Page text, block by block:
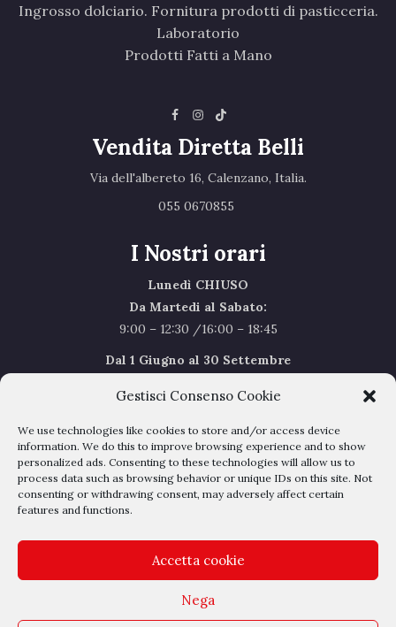
Gestisci Consenso Cookie
We use technologies like cookies to store and/or access device
information. We do this to improve browsing experience and to show
personalized ads. Consenting to these technologies will allow us to
process data such as browsing behavior or unique IDs on this site. Not
consenting or withdrawing consent, may adversely affect certain
features and functions.
Accetta cookie
Nega
Ingrosso dolciario. Fornitura prodotti di pasticceria.
Laboratorio
Prodotti Fatti a Mano
Vendita Diretta Belli
Via dell'albereto 16, Calenzano, Italia.‎
055 0670855 ‎
I Nostri orari
Lunedì CHIUSO
Da Martedi al Sabato:
9:00 – 12:30 /16:00 – 18:45
Dal 1 Giugno al 30 Settembre
Sabato Agosto Chiusi
I chiusi per Ferie dal 1 al 24Agosto
Privacy Policy–Cookie Policy